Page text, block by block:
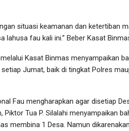
situasi keamanan dan ketertiban
fau kali ini.” Beber Kasat
Kasat Binmas menyampaikan
Jumat, baik di tingkat Polres
Fau mengharapkan agar disetiap
Tua P. Silalahi menyampaikan
membina 1 Desa. Namun